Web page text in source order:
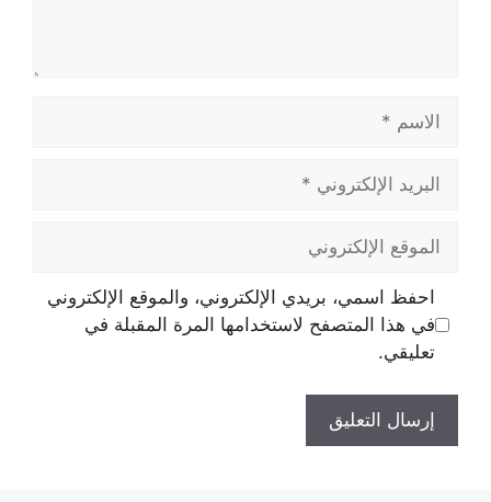
الاسم
البريد
الإلكتروني
الموقع
الإلكتروني
احفظ اسمي، بريدي الإلكتروني، والموقع الإلكتروني
في هذا المتصفح لاستخدامها المرة المقبلة في
تعليقي.